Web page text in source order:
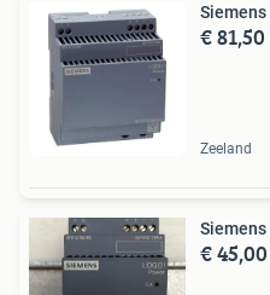
€ 81,50
Zeeland
€ 45,00